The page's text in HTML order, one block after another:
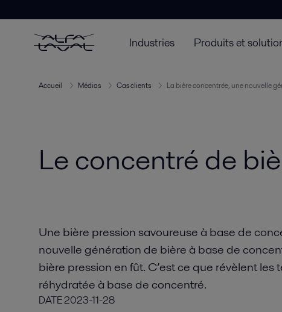
Industries Produits et
Accueil Médias Cas clients La bière concentrée, une nouvelle
Le concentré de
Une bière pression savoureuse à base de
nouvelle génération de bière à base de
bière pression en fût. C’est ce que révèlent
réhydratée à base de concentré.
DATE2023-11-28